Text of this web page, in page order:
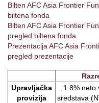
Bilten AFC Asia Frontier
biltena fonda
Bilten AFC Asia Frontier
pregled biltena fonda
Prezentacija AFC Asia
pregled prezentacije
Upravljačka
provizija
1.8% neto
sredstava